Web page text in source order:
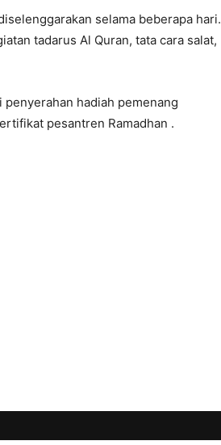
selama beberapa hari.
tadarus Al Quran, tata cara salat,
hadiah pemenang
pesantren Ramadhan .